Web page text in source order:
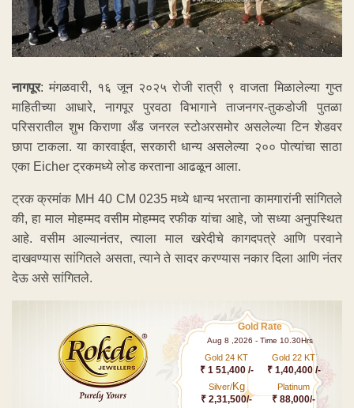
नागपूर: मंगळवारी, १६ जून २०२५ रोजी रात्री ९ वाजता मिळालेल्या गुप्त
माहितीच्या आधारे, नागपूर पुरवठा विभागाने ताजनगर-तुकडोजी पुतळा
परिसरातील शुभ किराणा अँड जनरल स्टोअरसमोर असलेल्या टिन शेडवर
छापा टाकला. या कारवाईत, सरकारी धान्य असलेल्या २०० पोत्यांचा साठा
एका Eicher ट्रकमध्ये लोड करताना आढळून आला.
ट्रक क्रमांक MH 40 CM 0235 मध्ये धान्य भरताना कामगारांनी सांगितले
की, हा माल मोहम्मद वसीम मोहम्मद रफीक यांचा आहे, जो सध्या अनुपस्थित
आहे. वसीम आल्यानंतर, त्याला माल खरेदीचे कागदपत्रे आणि परवाने
दाखवण्यास सांगितले असता, त्याने ते सादर करण्यास नकार दिला आणि नंतर
देऊ असे सांगितले.
Gold Rate
Aug 8 ,2026 - Time 10.30Hrs
Gold 24 KT
₹ 1 51,400 /-
Gold 22 KT
₹ 1,40,400 /-
Silver/Kg
₹ 2,31,500/-
Platinum
₹ 88,000/-